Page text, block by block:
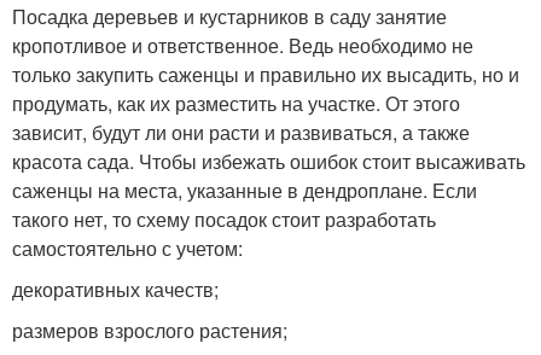
Посадка деревьев и кустарников в саду занятие
кропотливое и ответственное. Ведь необходимо не
только закупить саженцы и правильно их высадить, но и
продумать, как их разместить на участке. От этого
зависит, будут ли они расти и развиваться, а также
красота сада. Чтобы избежать ошибок стоит высаживать
саженцы на места, указанные в дендроплане. Если
такого нет, то схему посадок стоит разработать
самостоятельно с учетом:
декоративных качеств;
размеров взрослого растения;